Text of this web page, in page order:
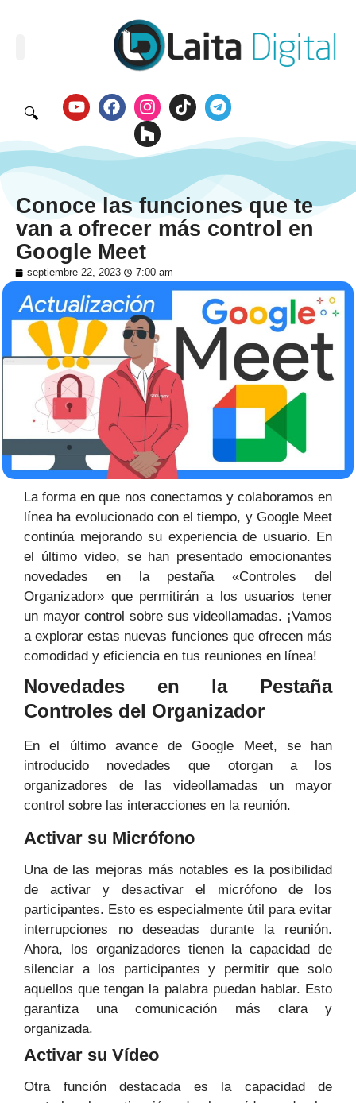
🔍
Conoce las funciones que te
van a ofrecer más control en
Google Meet
septiembre 22, 2023 7:00 am
La forma en que nos conectamos y colaboramos en
línea ha evolucionado con el tiempo, y Google Meet
continúa mejorando su experiencia de usuario. En
el último video, se han presentado emocionantes
novedades en la pestaña «Controles del
Organizador» que permitirán a los usuarios tener
un mayor control sobre sus videollamadas. ¡Vamos
a explorar estas nuevas funciones que ofrecen más
comodidad y eficiencia en tus reuniones en línea!
Novedades en la Pestaña
Controles del Organizador
En el último avance de Google Meet, se han
introducido novedades que otorgan a los
organizadores de las videollamadas un mayor
control sobre las interacciones en la reunión.
Activar su Micrófono
Una de las mejoras más notables es la posibilidad
de activar y desactivar el micrófono de los
participantes. Esto es especialmente útil para evitar
interrupciones no deseadas durante la reunión.
Ahora, los organizadores tienen la capacidad de
silenciar a los participantes y permitir que solo
aquellos que tengan la palabra puedan hablar. Esto
garantiza una comunicación más clara y
organizada.
Activar su Vídeo
Otra función destacada es la capacidad de